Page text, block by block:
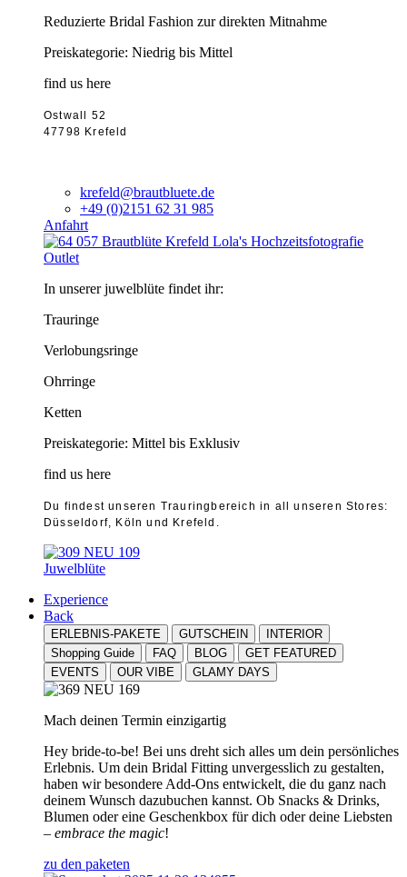
Reduzierte Bridal Fashion zur direkten Mitnahme
Preiskategorie: Niedrig bis Mittel
find us here
Ostwall 52
47798 Krefeld
krefeld@brautbluete.de
+49 (0)2151 62 31 985
Anfahrt
Outlet
In unserer juwelblüte findet ihr:
Trauringe
Verlobungsringe
Ohrringe
Ketten
Preiskategorie: Mittel bis Exklusiv
find us here
Du findest unseren Trauringbereich in all unseren Stores:
Düsseldorf, Köln und Krefeld.
Juwelblüte
Experience
Back
ERLEBNIS-PAKETE GUTSCHEIN
INTERIOR
Shopping Guide
FAQ BLOG
GET FEATURED
EVENTS
OUR VIBE GLAMY DAYS
Mach deinen Termin einzigartig
Hey bride-to-be! Bei uns dreht sich alles um dein persönliches
Erlebnis. Um dein Bridal Fitting unvergesslich zu gestalten,
haben wir besondere Add-Ons entwickelt, die du ganz nach
deinem Wunsch dazubuchen kannst. Ob Snacks & Drinks,
Blumen oder eine Geschenkbox für dich oder deine Liebsten
– embrace the magic!
zu den paketen